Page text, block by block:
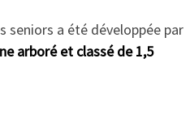
seniors a été développée par
arboré et classé de 1,5